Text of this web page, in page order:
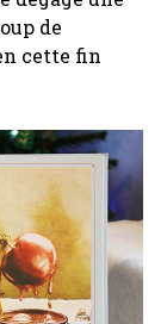
de
cette fin